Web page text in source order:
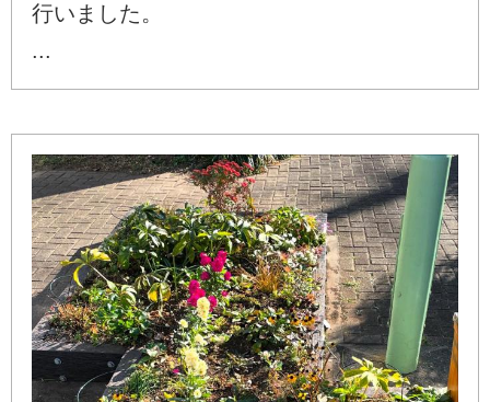
行いました。
...